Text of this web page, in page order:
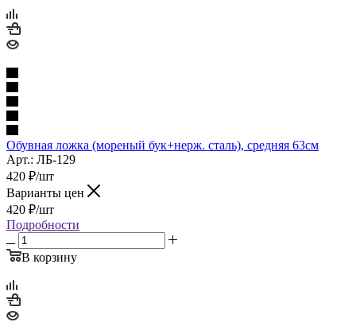
Обувная ложка (мореный бук+нерж. сталь), средняя 63см
Арт.: ЛБ-129
420 ₽/шт
Варианты цен
420 ₽/шт
Подробности
В корзину